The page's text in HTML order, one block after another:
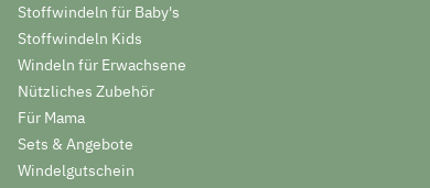
Stoffwindeln für Baby's
Stoffwindeln Kids
Windeln für Erwachsene
Nützliches Zubehör
Für Mama
Sets & Angebote
Windelgutschein